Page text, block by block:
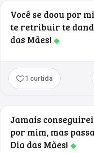
Você se doou por
te retribuir te
das Mães! ◆
1 curtida
Jamais
por mim, mas
Dia das Mães! ◆